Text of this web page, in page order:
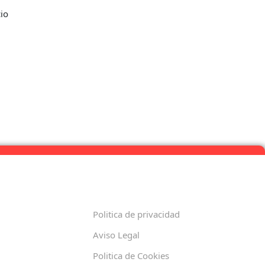
Politica de privacidad
Aviso Legal
Politica de Cookies